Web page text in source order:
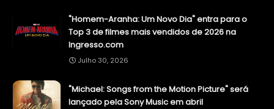
"Homem-Aranha: Um Novo Dia" entra para o
Top 3 de filmes mais vendidos de 2026 na
Ingresso.com
Julho 30, 2026
"Michael: Songs from the Motion Picture" será
lançado pela Sony Music em abril